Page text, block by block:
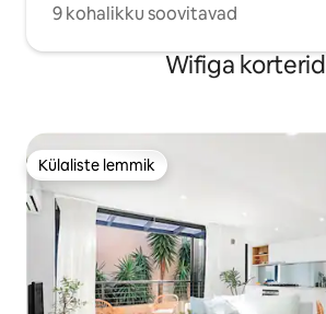
9 kohalikku soovitavad
Wifiga korterid
Külaliste lemmik
Külaliste lemmik